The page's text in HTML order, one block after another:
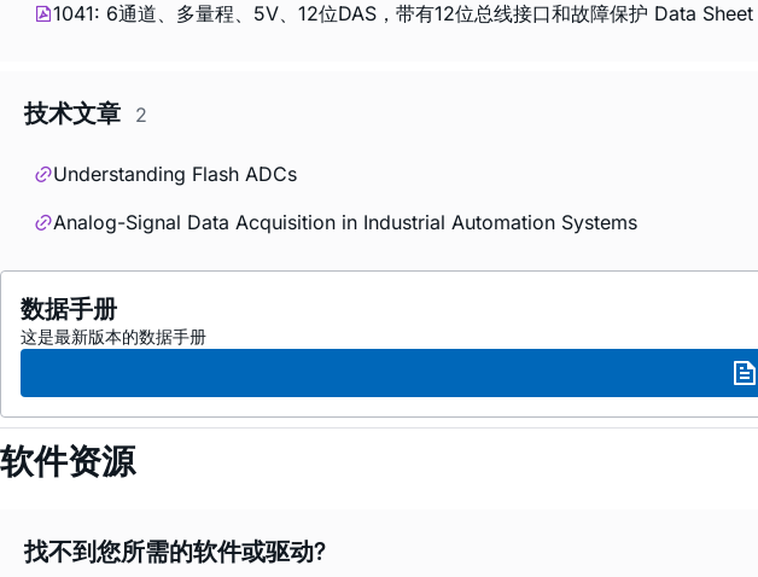
1041: 6通道、多量程、5V、12位DAS，带有12位总线接口和故障保护 Data Sheet
技术文章 2
Understanding Flash ADCs
Analog-Signal Data Acquisition in Industrial Automation Systems
数据手册
这是最新版本的数据手册
软件资源
找不到您所需的软件或驱动?